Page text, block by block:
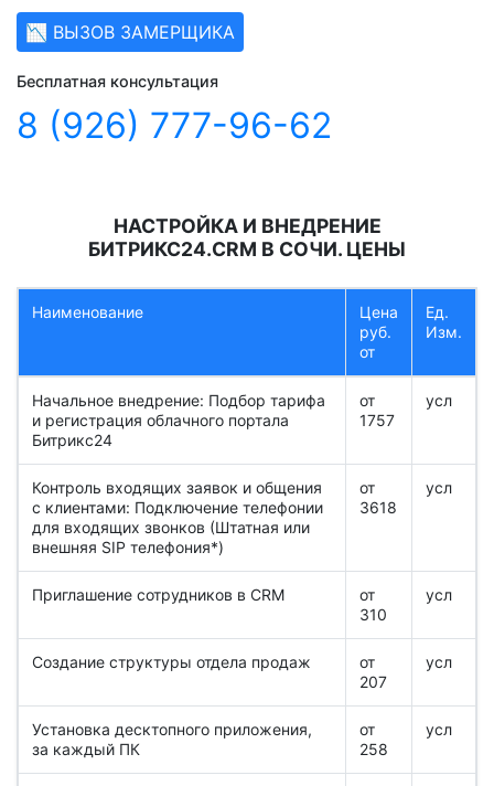
📉 ВЫЗОВ ЗАМЕРЩИКА
Бесплатная консультация
8 (926) 777-96-62
НАСТРОЙКА И ВНЕДРЕНИЕ
БИТРИКС24.CRM В СОЧИ. ЦЕНЫ
Наименование
Цена
руб.
от
Ед.
Изм.
Начальное внедрение: Подбор тарифа
и регистрация облачного портала
Битрикс24
от
1757
усл
Контроль входящих заявок и общения
с клиентами: Подключение телефонии
для входящих звонков (Штатная или
внешняя SIP телефония*)
от
3618
усл
Приглашение сотрудников в CRM
от
310
усл
Создание структуры отдела продаж
от
207
усл
Установка десктопного приложения,
за каждый ПК
от
258
усл